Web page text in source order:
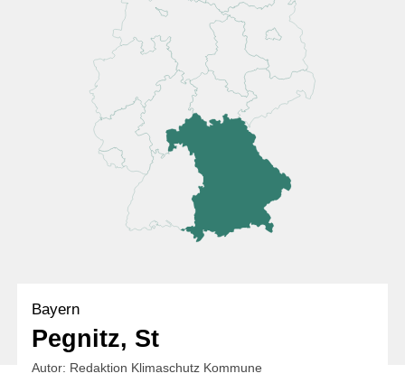
Bayern
Pegnitz, St
Autor: Redaktion Klimaschutz Kommune